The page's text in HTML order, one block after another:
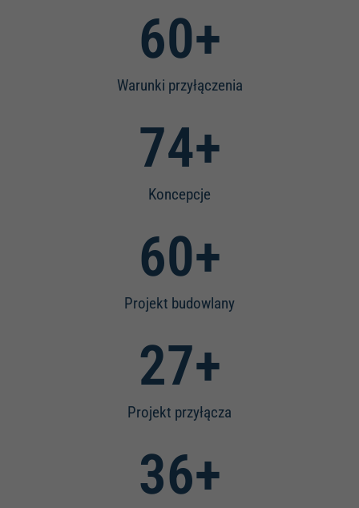
Warunki przyłączenia
65+
Koncepcje
80+
Projekt budowlany
65+
Projekt przyłącza
30+
40+